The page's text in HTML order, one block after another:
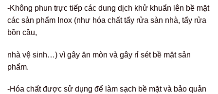
-Không phun trực tiếp các dung dịch khử khuẩn lên bề mặt
các sản phẩm Inox (như hóa chất tẩy rửa sàn nhà, tẩy rửa
bồn cầu,
nhà vệ sinh…) vì gây ăn mòn và gây rỉ sét bề mặt sản
phẩm.
-Hóa chất được sử dụng để làm sạch bề mặt và bảo quản